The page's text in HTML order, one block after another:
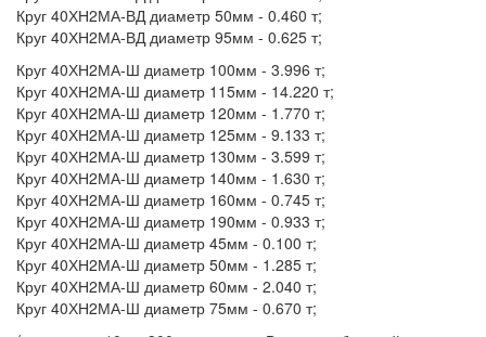
Круг 40ХН2МА-ВД диаметр 50мм - 0.460 т;
Круг 40ХН2МА-ВД диаметр 95мм - 0.625 т;
Круг 40ХН2МА-Ш диаметр 100мм - 3.996 т;
Круг 40ХН2МА-Ш диаметр 115мм - 14.220 т;
Круг 40ХН2МА-Ш диаметр 120мм - 1.770 т;
Круг 40ХН2МА-Ш диаметр 125мм - 9.133 т;
Круг 40ХН2МА-Ш диаметр 130мм - 3.599 т;
Круг 40ХН2МА-Ш диаметр 140мм - 1.630 т;
Круг 40ХН2МА-Ш диаметр 160мм - 0.745 т;
Круг 40ХН2МА-Ш диаметр 190мм - 0.933 т;
Круг 40ХН2МА-Ш диаметр 45мм - 0.100 т;
Круг 40ХН2МА-Ш диаметр 50мм - 1.285 т;
Круг 40ХН2МА-Ш диаметр 60мм - 2.040 т;
Круг 40ХН2МА-Ш диаметр 75мм - 0.670 т;